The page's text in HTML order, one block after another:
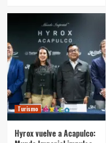
Turismo
Hyrox vuelve a Acapulco: